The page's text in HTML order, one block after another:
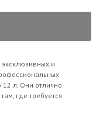
эксклюзивных и
л. Они отлично
где требуется